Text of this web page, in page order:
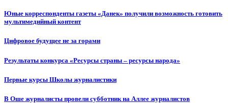
Юные корреспонденты газеты «Данек» получили возможность готовить
мультимедийный контент
Цифровое будущее не за горами
Результаты конкурса «Ресурсы страны – ресурсы народа»
Первые курсы Школы журналистики
В Оше журналисты провели субботник на Аллее журналистов